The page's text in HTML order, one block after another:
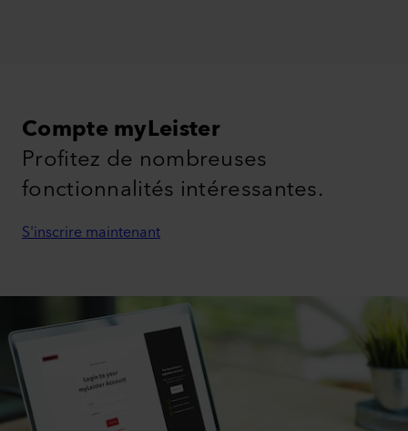
Compte myLeister
Profitez de nombreuses
fonctionnalités intéressantes.
S'inscrire maintenant